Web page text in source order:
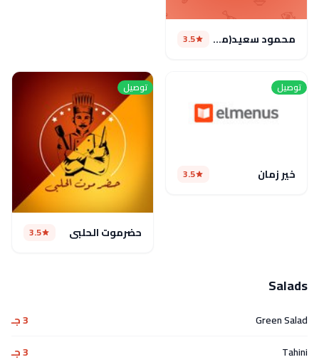
محمود سعيد(مغلق) 3.5
توصيل
خير زمان 3.5
توصيل
حضرموت الحلبى 3.5
Salads
Green Salad
3 جـ
Tahini
3 جـ